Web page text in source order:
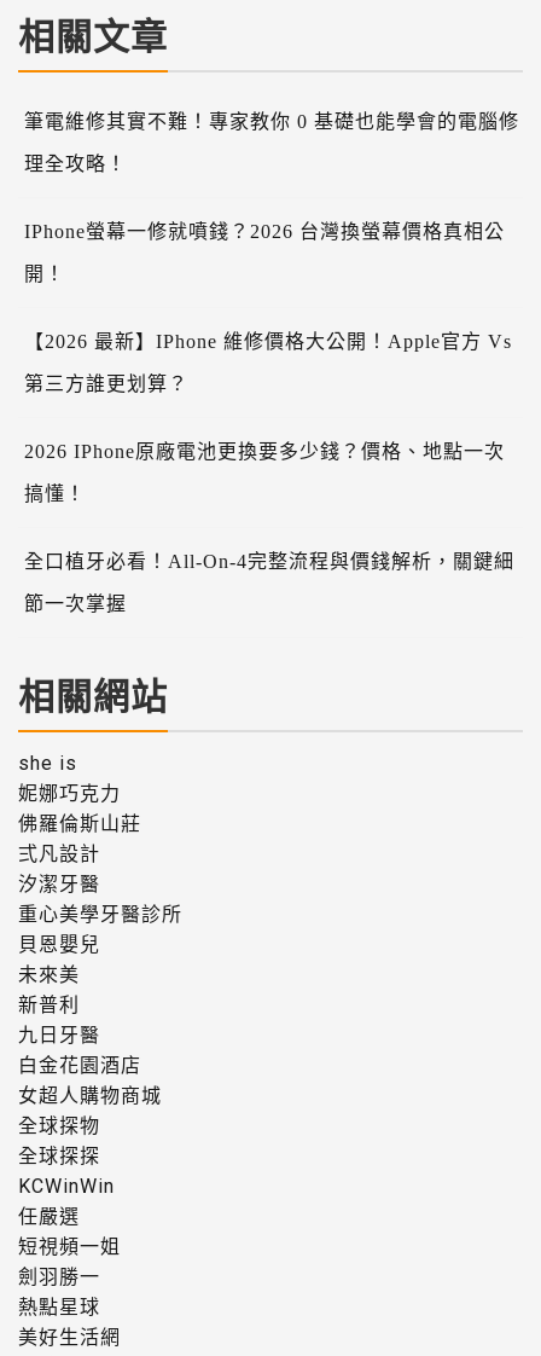
相關文章
筆電維修其實不難！專家教你 0 基礎也能學會的電腦修
理全攻略！
IPhone螢幕一修就噴錢？2026 台灣換螢幕價格真相公
開！
【2026 最新】iPhone 維修價格大公開！Apple官方 Vs
第三方誰更划算？
2026 IPhone原廠電池更換要多少錢？價格、地點一次
搞懂！
全口植牙必看！All-On-4完整流程與價錢解析，關鍵細
節一次掌握
相關網站
she is
妮娜巧克力
佛羅倫斯山莊
弍凡設計
汐潔牙醫
重心美學牙醫診所
貝恩嬰兒
未來美
新普利
九日牙醫
白金花園酒店
女超人購物商城
全球探物
全球探探
KCWinWin
任嚴選
短視頻一姐
劍羽勝一
熱點星球
美好生活網